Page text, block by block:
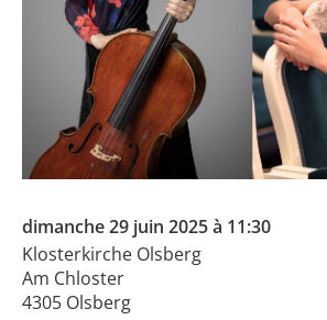
dimanche 29 juin 2025 à 11:30
Klosterkirche Olsberg
Am Chloster
4305 Olsberg